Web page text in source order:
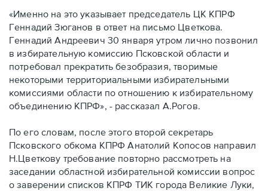
«Именно на это указывает председатель ЦК КПРФ
Геннадий Зюганов в ответ на письмо Цветкова.
Геннадий Андреевич 30 января утром лично позвонил
в избирательную комиссию Псковской области и
потребовал прекратить безобразия, творимые
некоторыми территориальными избирательными
комиссиями области по отношению к избирательному
объединению КПРФ», - рассказал А.Рогов.
По его словам, после этого второй секретарь
Псковского обкома КПРФ Анатолий Копосов направил
Н.Цветкову требование повторно рассмотреть на
заседании областной избирательной комиссии вопрос
о заверении списков КПРФ ТИК города Великие Луки,